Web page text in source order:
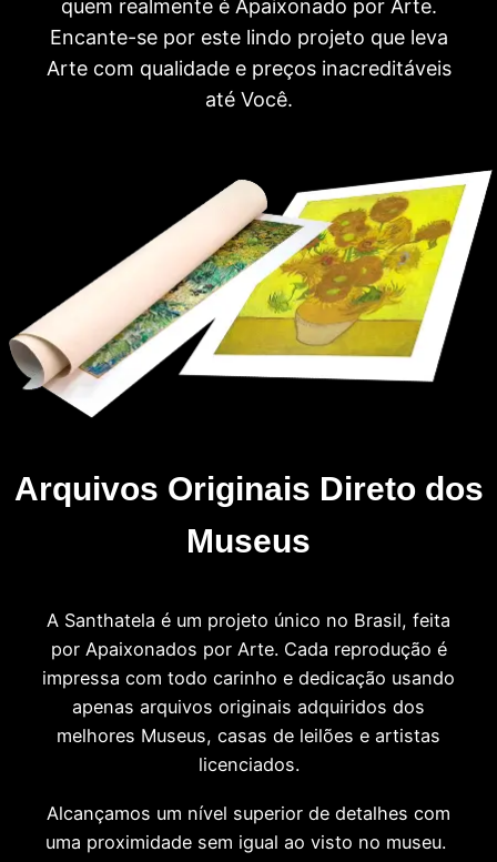
quem realmente é Apaixonado por Arte.
Encante-se por este lindo projeto que leva
Arte com qualidade e preços inacreditáveis
até Você.
Arquivos Originais Direto dos
Museus
A Santhatela é um projeto único no Brasil, feita
por Apaixonados por Arte. Cada reprodução é
impressa com todo carinho e dedicação usando
apenas arquivos originais adquiridos dos
melhores Museus, casas de leilões e artistas
licenciados.
Alcançamos um nível superior de detalhes com
uma proximidade sem igual ao visto no museu.